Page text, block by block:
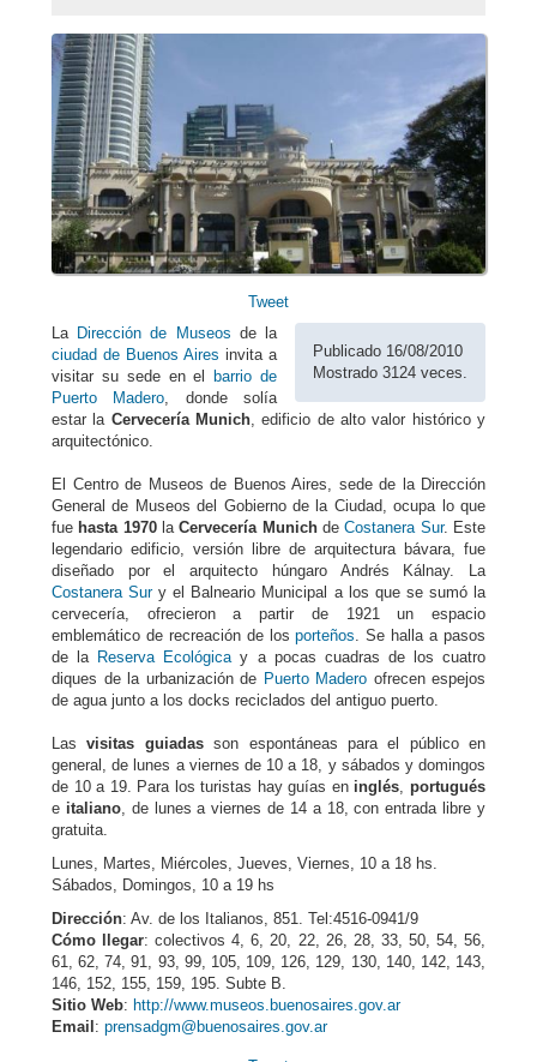
Tweet
Publicado 16/08/2010
Mostrado 3124 veces.
La Dirección de Museos de la
ciudad de Buenos Aires invita a
visitar su sede en el
barrio de
Puerto Madero , donde solía
estar la Cervecería Munich , edificio de alto valor histórico y
arquitectónico.
El Centro de Museos de Buenos Aires, sede de la Dirección
General de Museos del Gobierno de la Ciudad, ocupa lo que
fue hasta 1970laCervecería MunichdeCostanera Sur. Este
legendario edificio, versión libre de arquitectura bávara, fue
diseñado por el arquitecto húngaro Andrés Kálnay. La
Costanera Sury el Balneario Municipal a los que se sumó la
cervecería, ofrecieron a partir de 1921 un espacio
emblemático de recreación de losporteños . Se halla a pasos
de la Reserva Ecológica y a pocas cuadras de los cuatro
diques de la urbanización de Puerto Madero ofrecen espejos
de agua junto a los docks reciclados del antiguo puerto.
Lasvisitas guiadasson espontáneas para el público en
general, de lunes a viernes de 10 a 18, y sábados y domingos
de 10 a 19. Para los turistas hay guías en inglés ,portugués
e italiano, de lunes a viernes de 14 a 18, con entrada libre y
gratuita.
Lunes, Martes, Miércoles, Jueves, Viernes, 10 a 18 hs.
Sábados, Domingos, 10 a 19 hs
Dirección: Av. de los Italianos, 851. Tel:4516-0941/9
Cómo llegar: colectivos 4, 6, 20, 22, 26, 28, 33, 50, 54, 56,
61, 62, 74, 91, 93, 99, 105, 109, 126, 129, 130, 140, 142, 143,
146, 152, 155, 159, 195. Subte B.
Sitio Web: http://www.museos.buenosaires.gov.ar
Email : prensadgm@buenosaires.gov.ar